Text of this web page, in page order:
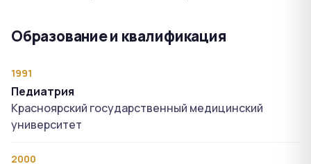
Образование и квалификация
1991
Педиатрия
Красноярский государственный медицинский
университет
2000